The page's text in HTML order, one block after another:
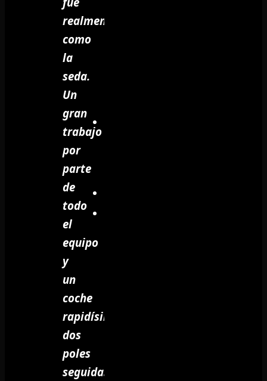
realmente
como
la
seda.
Un
gran
trabajo
por
parte
de
todo
el
equipo
y
un
coche
rapidísimo…
dos
poles
seguidas